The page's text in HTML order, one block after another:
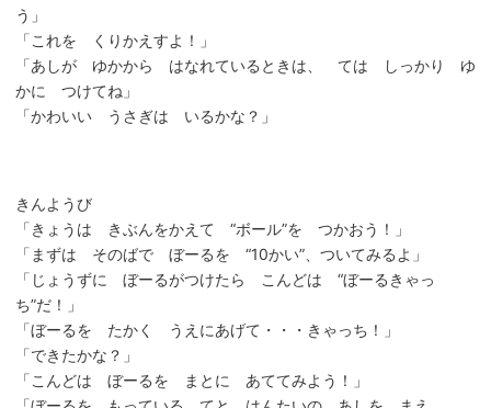
う」
「これを くりかえすよ！」
「あしが ゆかから はなれているときは、 ては しっかり ゆ
かに つけてね」
「かわいい うさぎは いるかな？」
きんようび
「きょうは きぶんをかえて “ボール”を つかおう！」
「まずは そのばで ぼーるを “10かい”、ついてみるよ」
「じょうずに ぼーるがつけたら こんどは “ぼーるきゃっ
ち”だ！」
「ぼーるを たかく うえにあげて・・・きゃっち！」
「できたかな？」
「こんどは ぼーるを まとに あててみよう！」